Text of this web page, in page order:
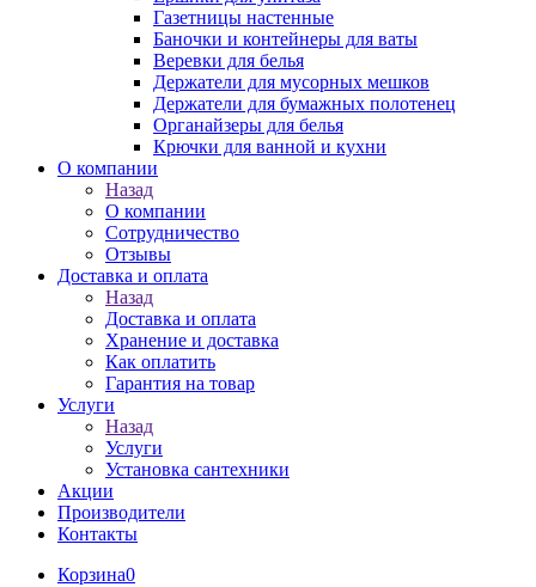
Газетницы настенные
Баночки и контейнеры для ваты
Веревки для белья
Держатели для мусорных мешков
Держатели для бумажных полотенец
Органайзеры для белья
Крючки для ванной и кухни
О компании
Назад
О компании
Сотрудничество
Отзывы
Доставка и оплата
Назад
Доставка и оплата
Хранение и доставка
Как оплатить
Гарантия на товар
Услуги
Назад
Услуги
Установка сантехники
Акции
Производители
Контакты
Корзина0